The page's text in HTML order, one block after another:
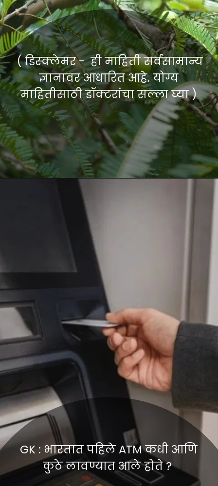
( डिस्क्लेमर - ही माहिती सर्वसामान्य
ज्ञानावर आधारित आहे. योग्य
माहितीसाठी डॉक्टरांचा सल्ला घ्या )
GK : भारतात पहिले ATM कधी आणि
कुठे लावण्यात आले होते ?